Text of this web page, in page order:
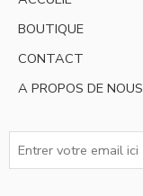
BOUTIQUE
CONTACT
A PROPOS DE NOUS